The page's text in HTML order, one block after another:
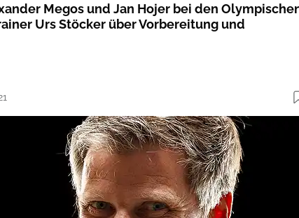
Megos und Jan Hojer bei den
Urs Stöcker über Vorbereitung und